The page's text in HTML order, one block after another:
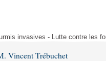
invasives - Lutte contre les
Vincent Trébuchet